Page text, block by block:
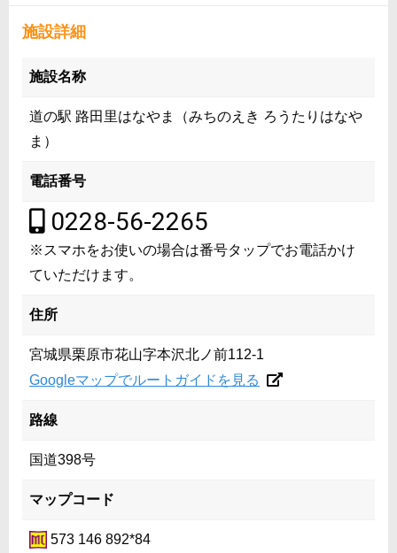
施設詳細
施設名称
道の駅 路田里はなやま（みちのえき ろうたりはなや
ま）
電話番号
0228-56-2265
※スマホをお使いの場合は番号タップでお電話かけ
ていただけます。
住所
宮城県栗原市花山字本沢北ノ前112-1
Googleマップでルートガイドを見る
路線
国道398号
マップコード
573 146 892*84